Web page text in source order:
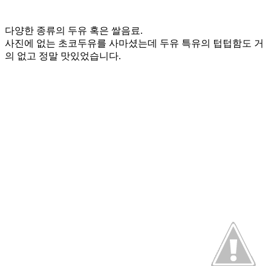
다양한 종류의 두유 혹은 쌀음료.
사진에 없는 초코두유를 사마셨는데 두유 특유의 텁텁함도 거
의 없고 정말 맛있었습니다.